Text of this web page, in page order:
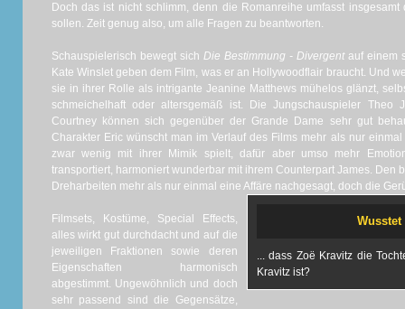
Doch das ist nicht schlimm, denn die Romanreihe umfasst
sollen. Zeit genug also, um alle Fragen zu beantworten.
Schauspielerisch bewegt sich Die Bestimmung - Divergentauf einem
Kate Winslet geben dem Film, was er an Hollywoodflair braucht. Und
sie in ihrer Rolle als intrigante Jeanine Matthews mühelos glänzt,
schmeichelhaft oder altersgemäß ist. Die Jungschauspieler Theo
Courtney können sich gegenüber der Grande Dame sehr gut
Charakter Eric wünscht man im Verlauf des Films mehr als nur
zwar wenig mit ihrer Mimik spielt, dafür aber umso mehr
transportiert, harmoniert wunderbar mit ihrem Counterpart James. Den
Dreharbeiten mehr als nur einmal eine Affäre nachgesagt, doch die
... dass Zoë Kravitz die
Kravitz ist?
Filmsets, Kostüme, Special Effects,
alles wirkt gut durchdacht und auf die
jeweiligen Fraktionen sowie deren
Eigenschaften harmonisch
abgestimmt. Ungewöhnlich und doch
sehr passend sind die Gegensätze,